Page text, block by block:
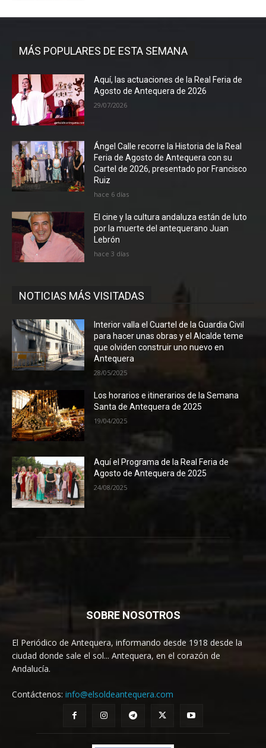
MÁS POPULARES DE ESTA SEMANA
Aquí, las actuaciones de la Real Feria de
Agosto de Antequera de 2026
29/07/2026
Ángel Calle recorre la Historia de la Real
Feria de Agosto de Antequera con su
Cartel de 2026, presentado por Francisco
Ruiz
hace 6 días
El cine y la cultura andaluza están de luto
por la muerte del antequerano Juan
Lebrón
hace 3 días
NOTICIAS MÁS VISITADAS
Interior valla el Cuartel de la Guardia Civil
para hacer unas obras y el Alcalde teme
que olviden construir uno nuevo en
Antequera
28/05/2025
Los horarios e itinerarios de la Semana
Santa de Antequera de 2025
19/04/2025
Aquí el Programa de la Real Feria de
Agosto de Antequera de 2025
24/08/2025
SOBRE NOSOTROS
El Periódico de Antequera, informando desde 1918 desde la
ciudad donde sale el sol... Antequera, en el corazón de
Andalucía.
Contáctenos: info@elsoldeantequera.com